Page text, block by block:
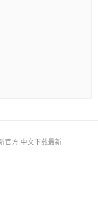
官方 中文下载最新